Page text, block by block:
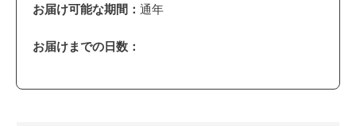
お届け可能な期間： 通年
お届けまでの日数：